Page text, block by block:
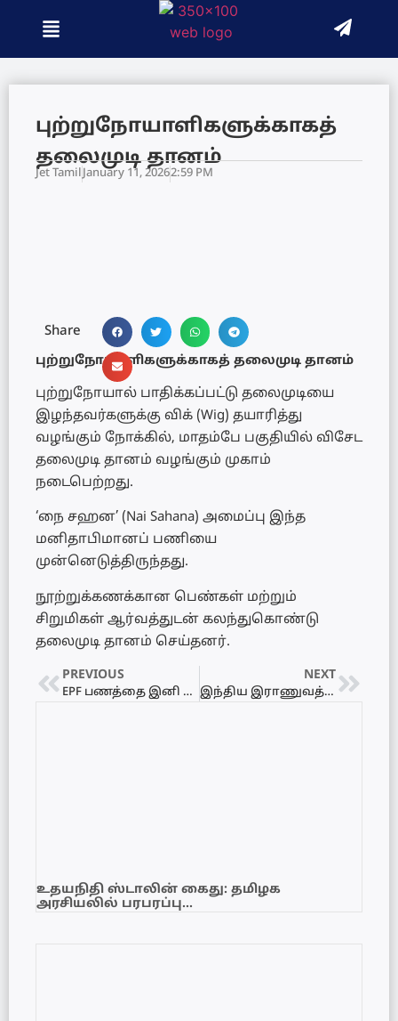
புற்றுநோயாளிகளுக்காகத்
தலைமுடி தானம்
Jet Tamil January 11, 20262:59 PM
Share
புற்றுநோயாளிகளுக்காகத் தலைமுடி தானம்
புற்றுநோயால் பாதிக்கப்பட்டு தலைமுடியை
இழந்தவர்களுக்கு விக் (Wig) தயாரித்து
வழங்கும் நோக்கில், மாதம்பே பகுதியில் விசேட
தலைமுடி தானம் வழங்கும் முகாம்
நடைபெற்றது.
‘நை சஹன’ (Nai Sahana) அமைப்பு இந்த
மனிதாபிமானப் பணியை
முன்னெடுத்திருந்தது.
நூற்றுக்கணக்கான பெண்கள் மற்றும்
சிறுமிகள் ஆர்வத்துடன் கலந்துகொண்டு
தலைமுடி தானம் செய்தனர்.
PREVIOUS
EPF பணத்தை இனி ஓய்வூதியமாகப் பெறலாம்! புதிய திட்டத்தை அறிமுகப்படுத்தும் அரசாங்கம்
NEXT
இந்திய இராணுவத்தால் நிர்மானிக்கப்பட்ட மத்திய – ஊவா மாகாண பெய்லி பாலம் இன்று திறந்து வைப்பு
உதயநிதி ஸ்டாலின் கைது: தமிழக
அரசியலில் பரபரப்பு…